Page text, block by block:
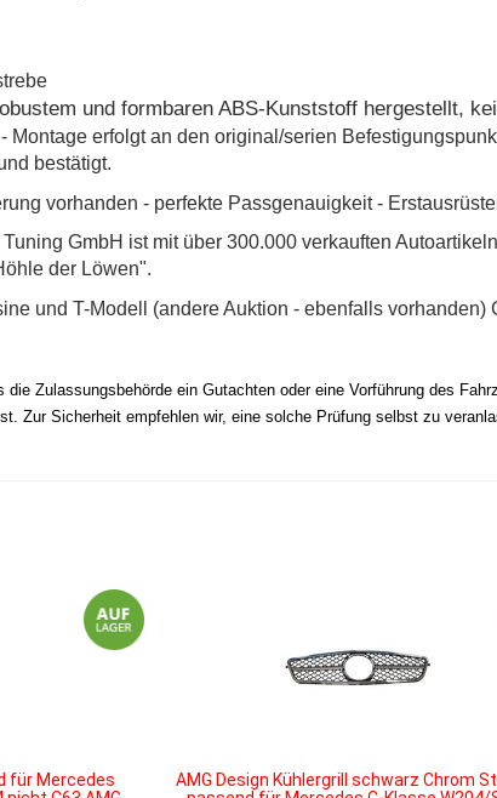
und formbaren ABS-Kunststoff hergestellt,
Montage erfolgt an den original/serien
bestätigt.
vorhanden - perfekte Passgenauigkeit -
Tuning GmbH ist mit über 300.000 verkauften
der Löwen".
und T-Modell (andere Auktion - ebenfalls
Zulassungsbehörde ein Gutachten oder eine Vorführung des
Zur Sicherheit empfehlen wir, eine solche Prüfung selbst zu
für Mercedes
AMG Design Kühlergrill schwarz Chrom